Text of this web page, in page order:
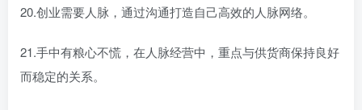
20.创业需要人脉，通过沟通打造自己高效的人脉网络。
21.手中有粮心不慌，在人脉经营中，重点与供货商保持良好
而稳定的关系。